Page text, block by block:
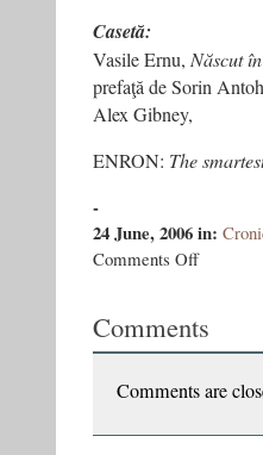
Casetă:
Vasile Ernu, Născut
prefaţă de Sorin
Alex Gibney,
ENRON: The
-
24 June, 2006in:
Comments Offon
–
Comments
Comments are